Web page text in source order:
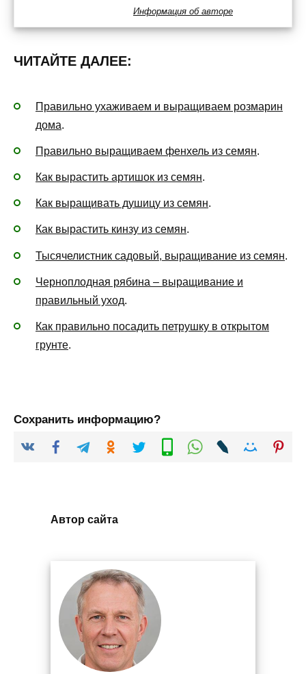
Информация об авторе
ЧИТАЙТЕ ДАЛЕЕ:
Правильно ухаживаем и выращиваем розмарин
дома.
Правильно выращиваем фенхель из семян.
Как вырастить артишок из семян.
Как выращивать душицу из семян.
Как вырастить кинзу из семян.
Тысячелистник садовый, выращивание из семян.
Черноплодная рябина – выращивание и
правильный уход.
Как правильно посадить петрушку в открытом
грунте.
Сохранить информацию?
Автор сайта